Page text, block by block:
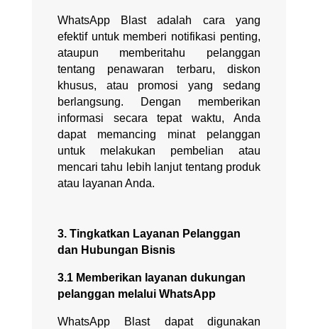
WhatsApp Blast adalah cara yang
efektif untuk memberi notifikasi penting,
ataupun memberitahu pelanggan
tentang penawaran terbaru, diskon
khusus, atau promosi yang sedang
berlangsung. Dengan memberikan
informasi secara tepat waktu, Anda
dapat memancing minat pelanggan
untuk melakukan pembelian atau
mencari tahu lebih lanjut tentang produk
atau layanan Anda.
3. Tingkatkan Layanan Pelanggan
dan Hubungan Bisnis
3.1 Memberikan layanan dukungan
pelanggan melalui WhatsApp
WhatsApp Blast dapat digunakan